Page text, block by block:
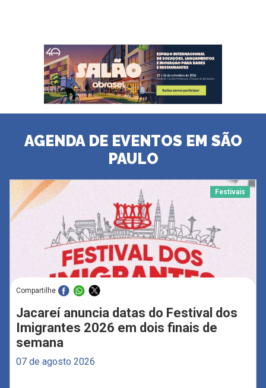
AGENDA DE EVENTOS EM SÃO
PAULO
Festivais
Compartilhe
Jacareí anuncia datas do Festival dos
Imigrantes 2026 em dois finais de
semana
07 de agosto 2026